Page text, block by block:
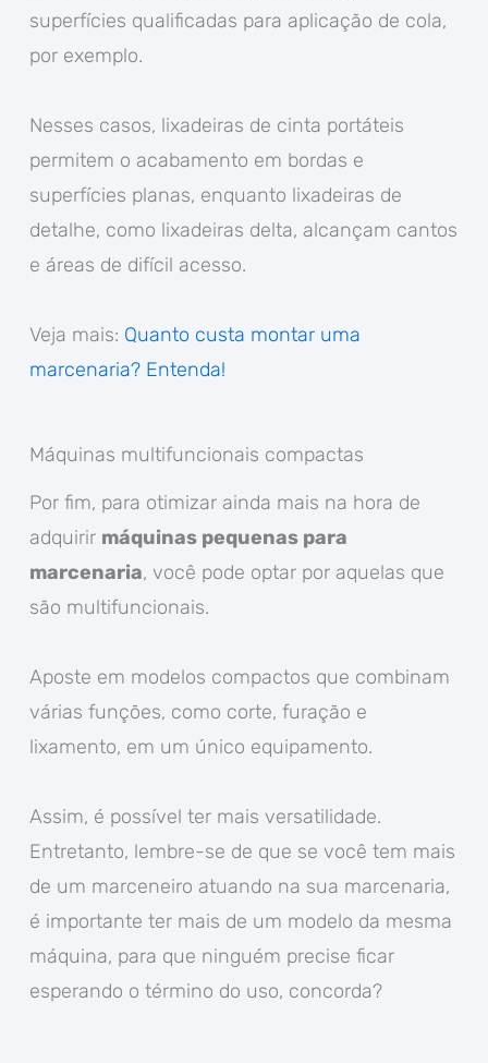
superfícies qualificadas para aplicação de cola,
por exemplo.
Nesses casos, lixadeiras de cinta portáteis
permitem o acabamento em bordas e
superfícies planas, enquanto lixadeiras de
detalhe, como lixadeiras delta, alcançam cantos
e áreas de difícil acesso.
Veja mais: Quanto custa montar uma
marcenaria? Entenda!
Máquinas multifuncionais compactas
Por fim, para otimizar ainda mais na hora de
adquirir máquinas pequenas para
marcenaria, você pode optar por aquelas que
são multifuncionais.
Aposte em modelos compactos que combinam
várias funções, como corte, furação e
lixamento, em um único equipamento.
Assim, é possível ter mais versatilidade.
Entretanto, lembre-se de que se você tem mais
de um marceneiro atuando na sua marcenaria,
é importante ter mais de um modelo da mesma
máquina, para que ninguém precise ficar
esperando o término do uso, concorda?